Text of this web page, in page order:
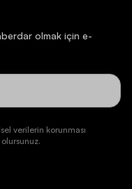
olmak için e-
verilerin korunması